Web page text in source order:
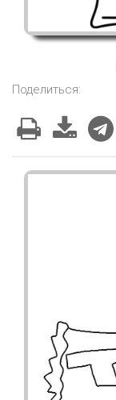
Поделиться: